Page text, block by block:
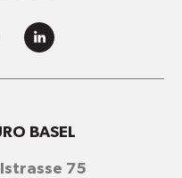
BASEL
75